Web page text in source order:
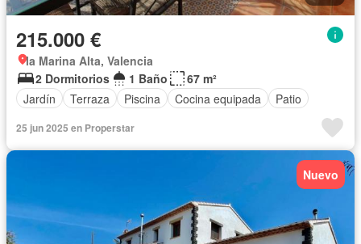
215.000 €
la Marina Alta, Valencia
2 Dormitorios
1 Baño
67 m²
Jardín
Terraza Piscina Cocina equipada Patio
25 jun 2025 en Properstar
Nuevo